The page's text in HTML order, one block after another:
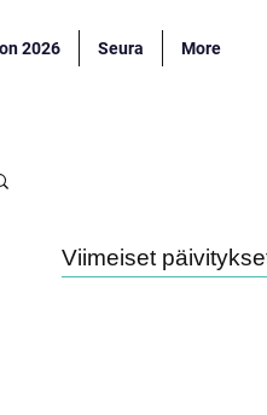
2026 Seura More
Viimeiset